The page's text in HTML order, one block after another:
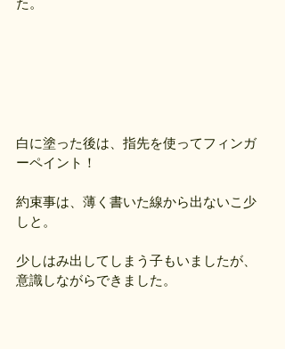
白に塗った後は、指先を使ってフィンガ
ーペイント！
約束事は、薄く書いた線から出ないこ少
しと。
少しはみ出してしまう子もいましたが、
意識しながらできました。